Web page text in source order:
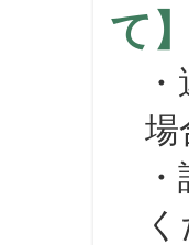
て】
・
場
・